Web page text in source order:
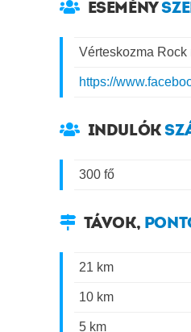
ESEMÉNY
Vérteskozma Rock
https://
INDULÓK
300 fő
TÁVOK,
21 km
10 km
5 km